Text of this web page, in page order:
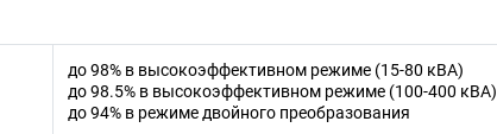
до 98% в высокоэффективном режиме (15-80 кВA)
до 98.5% в высокоэффективном режиме (100-400 кВA)
до 94% в режиме двойного преобразования